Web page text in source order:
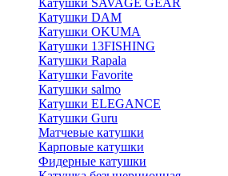
Катушки SAVAGE GEAR
Катушки DAM
Катушки OKUMA
Катушки 13FISHING
Катушки Rapala
Катушки Favorite
Катушки salmo
Катушки ELEGANCE
Катушки Guru
Матчевые катушки
Карповые катушки
Фидерные катушки